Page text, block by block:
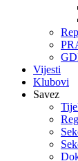
Vijesti
Klubovi
Savez